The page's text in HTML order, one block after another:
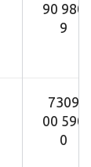
90 980
9
7309
00 590
0